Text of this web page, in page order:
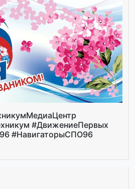
#ДвижениеПервых
#НавигаторыСПО96